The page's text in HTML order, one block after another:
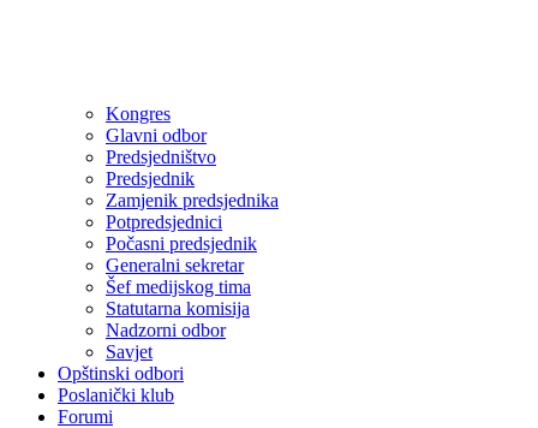
Kongres
Glavni odbor
Predsjedništvo
Predsjednik
Zamjenik predsjednika
Potpredsjednici
Počasni predsjednik
Generalni sekretar
Šef medijskog tima
Statutarna komisija
Nadzorni odbor
Savjet
Opštinski odbori
Poslanički klub
Forumi